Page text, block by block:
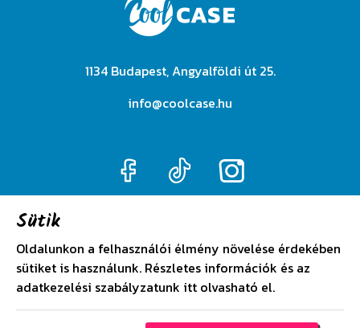
1134 Budapest, Angyalföldi út 25.
info@coolcase.hu
Általános szerződési feltételek
Sütik
Oldalunkon a felhasználói élmény növelése érdekében
sütiket is használunk. Részletes információk és az
adatkezelési szabályzatunk itt olvasható el.